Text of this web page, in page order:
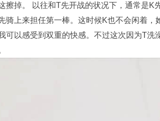
擦掉。 以往和T先开战的状况下，通常是K
骑上来担任第一棒。这时候K也不会闲着，
可以感受到双重的快感。不过这次因为T洗